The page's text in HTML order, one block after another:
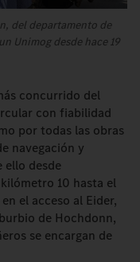
del departamento de
Unimog desde hace 19
concurrido del
con fiabilidad
por todas las obras
navegación y
ello desde
10 hasta el
el acceso al Eider,
de Hochdonn,
se encargan de